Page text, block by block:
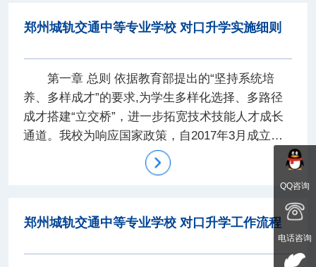
郑州城轨交通中等专业学校 对口升学实施细则
第一章 总则 依据教育部提出的“坚持系统培
养、多样成才”的要求,为学生多样化选择、多路径
成才搭建“立交桥”，进一步拓宽技术技能人才成长
通道。我校为响应国家政策，自2017年3月成立对
外合作办学工作处，进行对口升学工作。
郑州城轨交通中等专业学校 对口升学工作流程
QQ咨询
电话咨询